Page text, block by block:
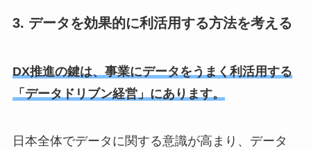
3. データを効果的に利活用する方法を考える
DX推進の鍵は、事業にデータをうまく利活用する
「データドリブン経営」にあります。
日本全体でデータに関する意識が高まり、データ